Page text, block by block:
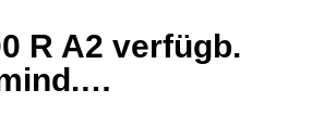
R A2 verfügb.